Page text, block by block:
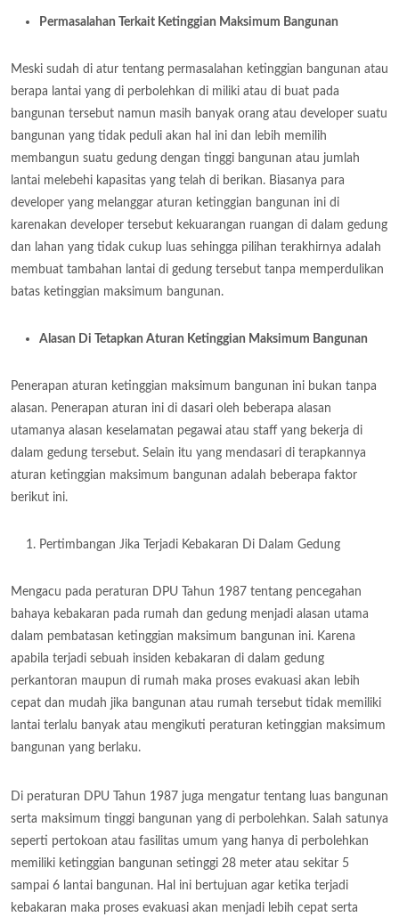
Permasalahan Terkait Ketinggian Maksimum Bangunan
Meski sudah di atur tentang permasalahan ketinggian bangunan atau
berapa lantai yang di perbolehkan di miliki atau di buat pada
bangunan tersebut namun masih banyak orang atau developer suatu
bangunan yang tidak peduli akan hal ini dan lebih memilih
membangun suatu gedung dengan tinggi bangunan atau jumlah
lantai melebehi kapasitas yang telah di berikan. Biasanya para
developer yang melanggar aturan ketinggian bangunan ini di
karenakan developer tersebut kekuarangan ruangan di dalam gedung
dan lahan yang tidak cukup luas sehingga pilihan terakhirnya adalah
membuat tambahan lantai di gedung tersebut tanpa memperdulikan
batas ketinggian maksimum bangunan.
Alasan Di Tetapkan Aturan Ketinggian Maksimum Bangunan
Penerapan aturan ketinggian maksimum bangunan ini bukan tanpa
alasan. Penerapan aturan ini di dasari oleh beberapa alasan
utamanya alasan keselamatan pegawai atau staff yang bekerja di
dalam gedung tersebut. Selain itu yang mendasari di terapkannya
aturan ketinggian maksimum bangunan adalah beberapa faktor
berikut ini.
Pertimbangan Jika Terjadi Kebakaran Di Dalam Gedung
Mengacu pada peraturan DPU Tahun 1987 tentang pencegahan
bahaya kebakaran pada rumah dan gedung menjadi alasan utama
dalam pembatasan ketinggian maksimum bangunan ini. Karena
apabila terjadi sebuah insiden kebakaran di dalam gedung
perkantoran maupun di rumah maka proses evakuasi akan lebih
cepat dan mudah jika bangunan atau rumah tersebut tidak memiliki
lantai terlalu banyak atau mengikuti peraturan ketinggian maksimum
bangunan yang berlaku.
Di peraturan DPU Tahun 1987 juga mengatur tentang luas bangunan
serta maksimum tinggi bangunan yang di perbolehkan. Salah satunya
seperti pertokoan atau fasilitas umum yang hanya di perbolehkan
memiliki ketinggian bangunan setinggi 28 meter atau sekitar 5
sampai 6 lantai bangunan. Hal ini bertujuan agar ketika terjadi
kebakaran maka proses evakuasi akan menjadi lebih cepat serta